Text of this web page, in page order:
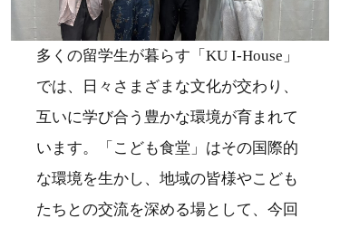
多くの留学生が暮らす「KU I-House」
では、日々さまざまな文化が交わり、
互いに学び合う豊かな環境が育まれて
います。「こども食堂」はその国際的
な環境を生かし、地域の皆様やこども
たちとの交流を深める場として、今回